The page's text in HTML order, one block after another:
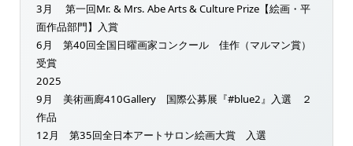
3月 第一回Mr. & Mrs. Abe Arts & Culture Prize【絵画・平
面作品部門】入賞
6月 第40回全国日曜画家コンクール 佳作（マルマン賞）
受賞
2025
9月 美術画廊410Gallery 国際公募展『#blue2』入選 ２
作品
12月 第35回全日本アートサロン絵画大賞 入選